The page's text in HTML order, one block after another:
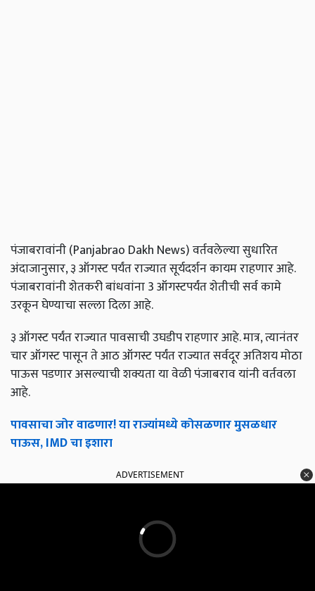
पंजाबरावांनी (Panjabrao Dakh News) वर्तवलेल्या सुधारित
अंदाजानुसार, ३ ऑगस्ट पर्यंत राज्यात सूर्यदर्शन कायम राहणार आहे.
पंजाबरावांनी शेतकरी बांधवांना 3 ऑगस्टपर्यंत शेतीची सर्व कामे
उरकून घेण्याचा सल्ला दिला आहे.
३ ऑगस्ट पर्यंत राज्यात पावसाची उघडीप राहणार आहे. मात्र, त्यानंतर
चार ऑगस्ट पासून ते आठ ऑगस्ट पर्यंत राज्यात सर्वदूर अतिशय मोठा
पाऊस पडणार असल्याची शक्यता या वेळी पंजाबराव यांनी वर्तवला
आहे.
पावसाचा जोर वाढणार! या राज्यांमध्ये कोसळणार मुसळधार
पाऊस, IMD चा इशारा
ADVERTISEMENT